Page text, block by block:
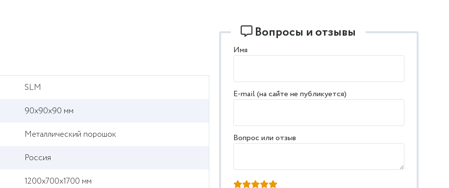
SLM
90x90x90 мм
Металлический порошок
Россия
1200x700x1700 мм
Вопросы и отзывы
Имя
E-mail (на сайте не публикуется)
Вопрос или отзыв